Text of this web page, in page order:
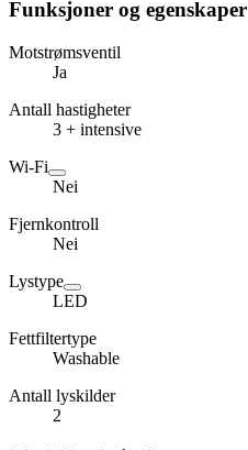
Funksjoner og egenskaper
Motstrømsventil
Ja
Antall hastigheter
3 + intensive
Wi-Fi
Nei
Fjernkontroll
Nei
Lystype
LED
Fettfiltertype
Washable
Antall lyskilder
2